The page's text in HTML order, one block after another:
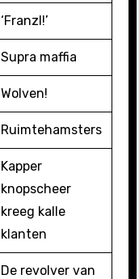
‘Franzl!’
Supra maffia
Wolven!
Ruimtehamsters
Kapper
knopscheer
kreeg kalle
klanten
De revolver van